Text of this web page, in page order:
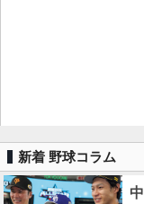
新着 野球コラム